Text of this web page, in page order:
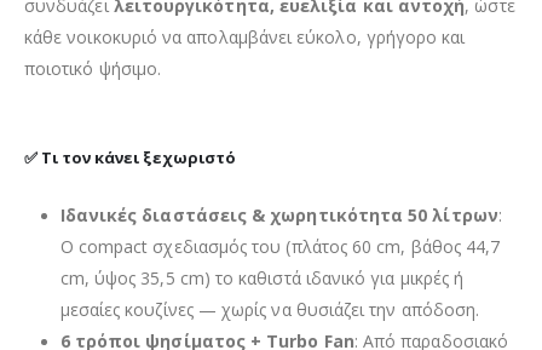
συνδυάζειλειτουργικότητα, ευελιξία και αντοχή, ώστε
κάθε νοικοκυριό να απολαμβάνει εύκολο, γρήγορο και
ποιοτικό ψήσιμο.
✅ Τι τον κάνει ξεχωριστό
Ιδανικές διαστάσεις & χωρητικότητα 50 λίτρων:
Ο compact σχεδιασμός του (πλάτος 60 cm, βάθος 44,7
cm, ύψος 35,5 cm) το καθιστά ιδανικό για μικρές ή
μεσαίες κουζίνες — χωρίς να θυσιάζει την απόδοση.
6 τρόποι ψησίματος + Turbo Fan: Από παραδοσιακό